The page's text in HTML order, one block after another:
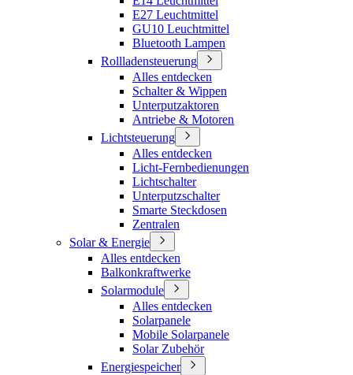
E27 Leuchtmittel
GU10 Leuchtmittel
Bluetooth Lampen
Rollladensteuerung
Alles entdecken
Schalter & Wippen
Unterputzaktoren
Antriebe & Motoren
Lichtsteuerung
Alles entdecken
Licht-Fernbedienungen
Lichtschalter
Unterputzschalter
Smarte Steckdosen
Zentralen
Solar & Energie
Alles entdecken
Balkonkraftwerke
Solarmodule
Alles entdecken
Solarpanele
Mobile Solarpanele
Solar Zubehör
Energiespeicher